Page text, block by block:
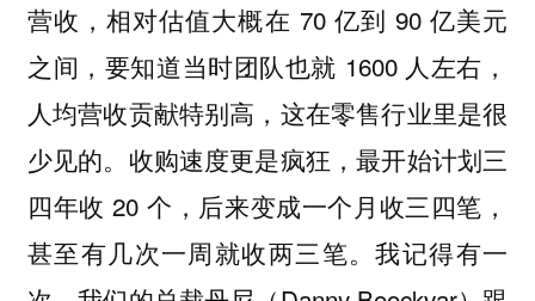
营收，相对估值大概在 70 亿到 90 亿美元
之间，要知道当时团队也就 1600 人左右，
人均营收贡献特别高，这在零售行业里是很
少见的。收购速度更是疯狂，最开始计划三
四年收 20 个，后来变成一个月收三四笔，
甚至有几次一周就收两三笔。我记得有一